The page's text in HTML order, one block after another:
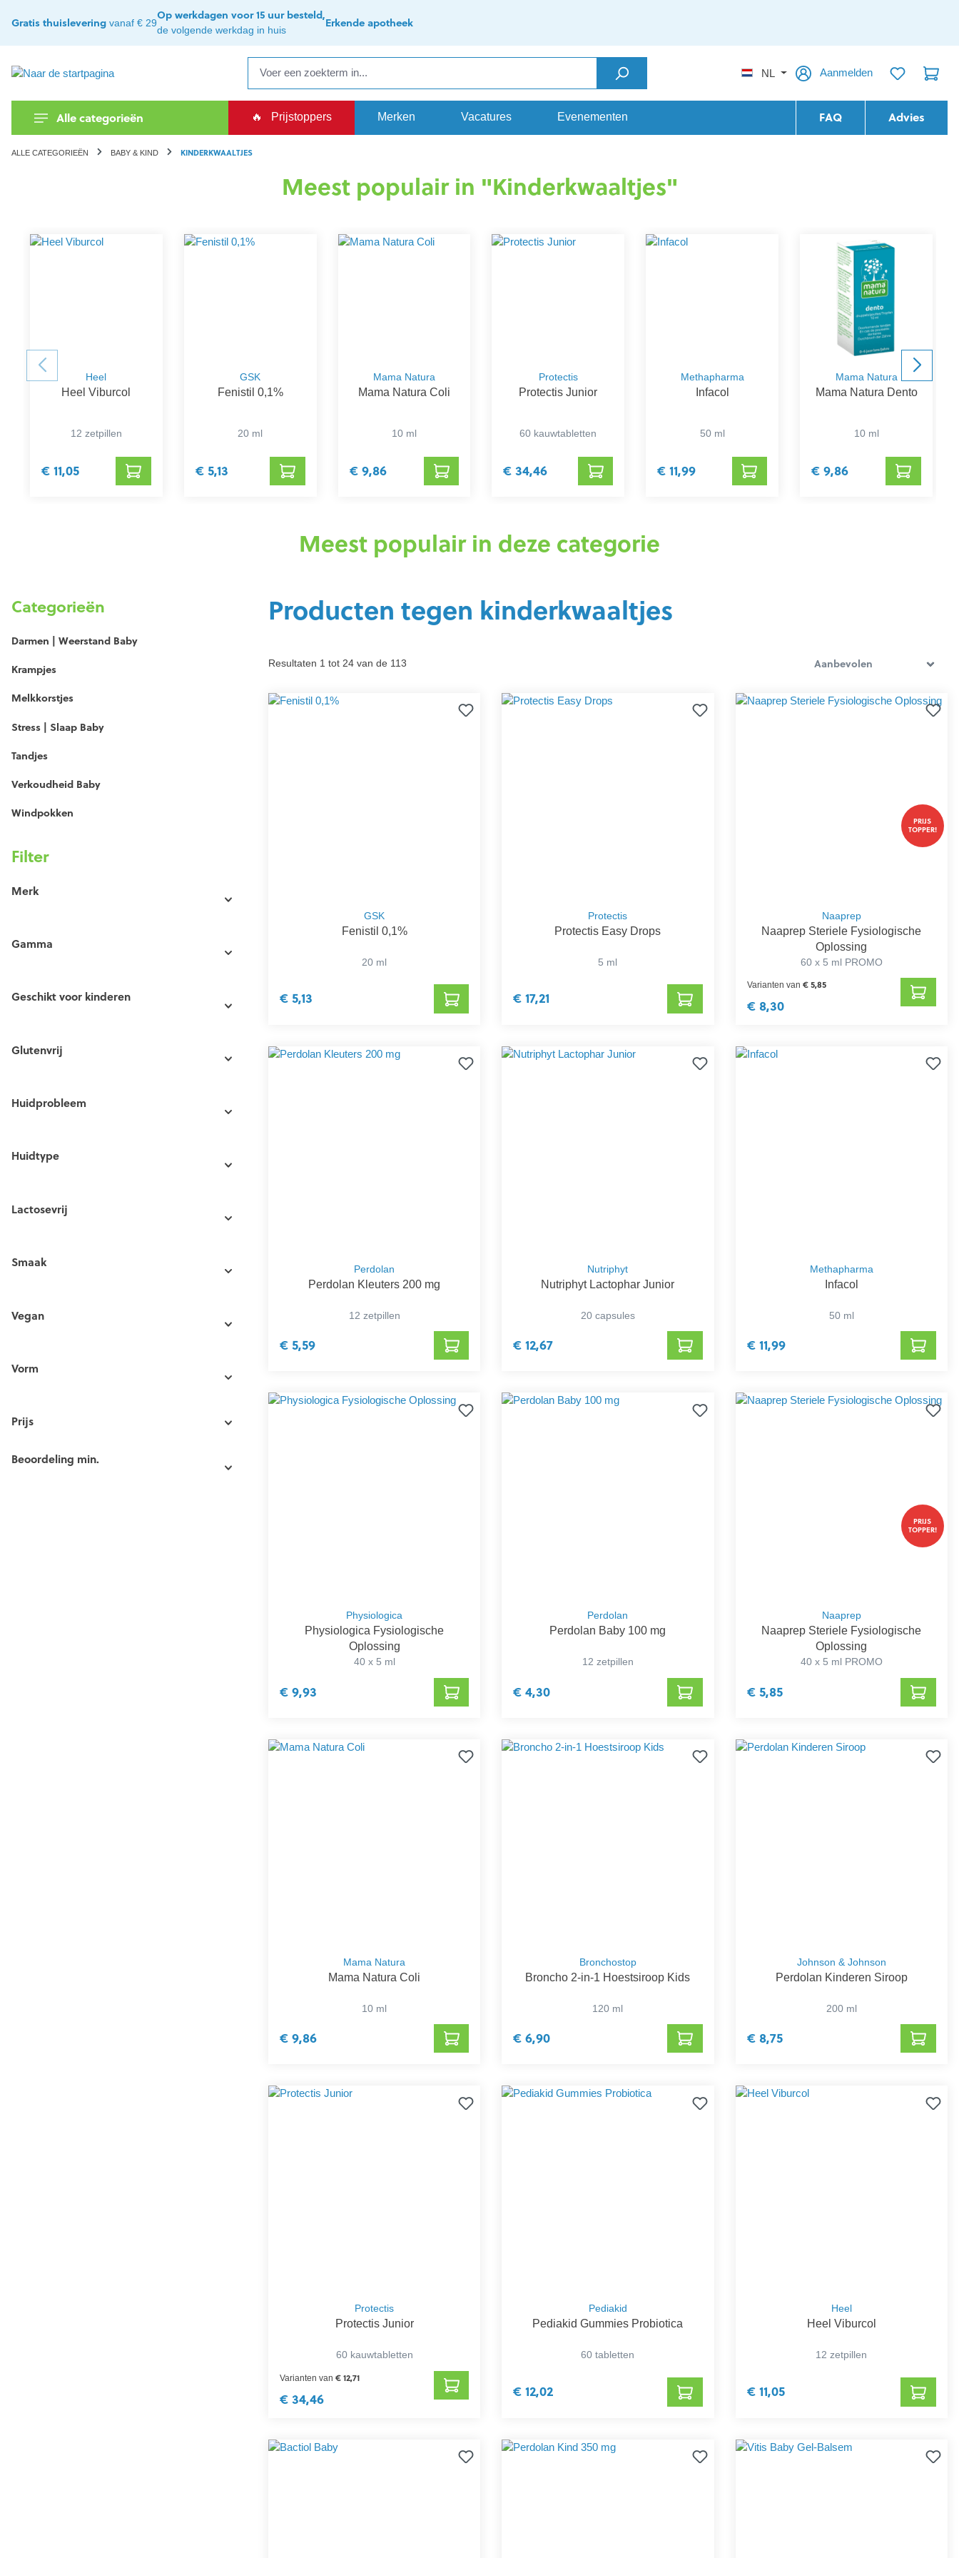
Ga naar de hoofdnavigatie
Gratis thuislevering vanaf € 29
Op werkdagen voor 15 uur besteld,
de volgende werkdag in huis
Erkende apotheek
NL Aanmelden
Alle categorieën 🔥 Prijstoppers Merken Vacatures Evenementen FAQ Advies
ALLE CATEGORIEËN BABY & KIND KINDERKWAALTJES
Meest populair in "Kinderkwaaltjes"
Heel
Heel Viburcol
12 zetpillen
€ 11,05
GSK
Fenistil 0,1%
20 ml
€ 5,13
Mama Natura
Mama Natura Coli
10 ml
€ 9,86
Protectis
Protectis Junior
60 kauwtabletten
€ 34,46
Methapharma
Infacol
50 ml
€ 11,99
Mama Natura
Mama Natura Dento
10 ml
€ 9,86
Meest populair in deze categorie
Categorieën
Darmen | Weerstand Baby
Krampjes
Melkkorstjes
Stress | Slaap Baby
Tandjes
Verkoudheid Baby
Windpokken
Filter
Merk
Gamma
Geschikt voor kinderen
Glutenvrij
Huidprobleem
Huidtype
Lactosevrij
Smaak
Vegan
Vorm
Prijs
Beoordeling min.
Producten tegen kinderkwaaltjes
Resultaten 1 tot 24 van de 113
GSK
Fenistil 0,1%
20 ml
€ 5,13
Protectis
Protectis Easy Drops
5 ml
€ 17,21
PRIJS
TOPPER!
Naaprep
Naaprep Steriele Fysiologische
Oplossing
60 x 5 ml PROMO
Varianten van € 5,85
€ 8,30
Perdolan
Perdolan Kleuters 200 mg
12 zetpillen
€ 5,59
Nutriphyt
Nutriphyt Lactophar Junior
20 capsules
€ 12,67
Methapharma
Infacol
50 ml
€ 11,99
Physiologica
Physiologica Fysiologische
Oplossing
40 x 5 ml
€ 9,93
Perdolan
Perdolan Baby 100 mg
12 zetpillen
€ 4,30
PRIJS
TOPPER!
Naaprep
Naaprep Steriele Fysiologische
Oplossing
40 x 5 ml PROMO
€ 5,85
Mama Natura
Mama Natura Coli
10 ml
€ 9,86
Bronchostop
Broncho 2-in-1 Hoestsiroop Kids
120 ml
€ 6,90
Johnson & Johnson
Perdolan Kinderen Siroop
200 ml
€ 8,75
Protectis
Protectis Junior
60 kauwtabletten
Varianten van € 12,71
€ 34,46
Pediakid
Pediakid Gummies Probiotica
60 tabletten
€ 12,02
Heel
Heel Viburcol
12 zetpillen
€ 11,05